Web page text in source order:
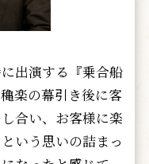
出演する『乗合船
楽の幕引き後に客
合い、お客様に楽
いう思いの詰まっ